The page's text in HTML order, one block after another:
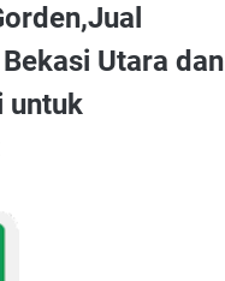
Utara dan
untuk